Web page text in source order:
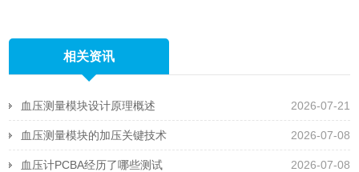
相关资讯
2026-07-21
血压测量模块设计原理概述
2026-07-08
血压测量模块的加压关键技术
2026-07-08
血压计PCBA经历了哪些测试